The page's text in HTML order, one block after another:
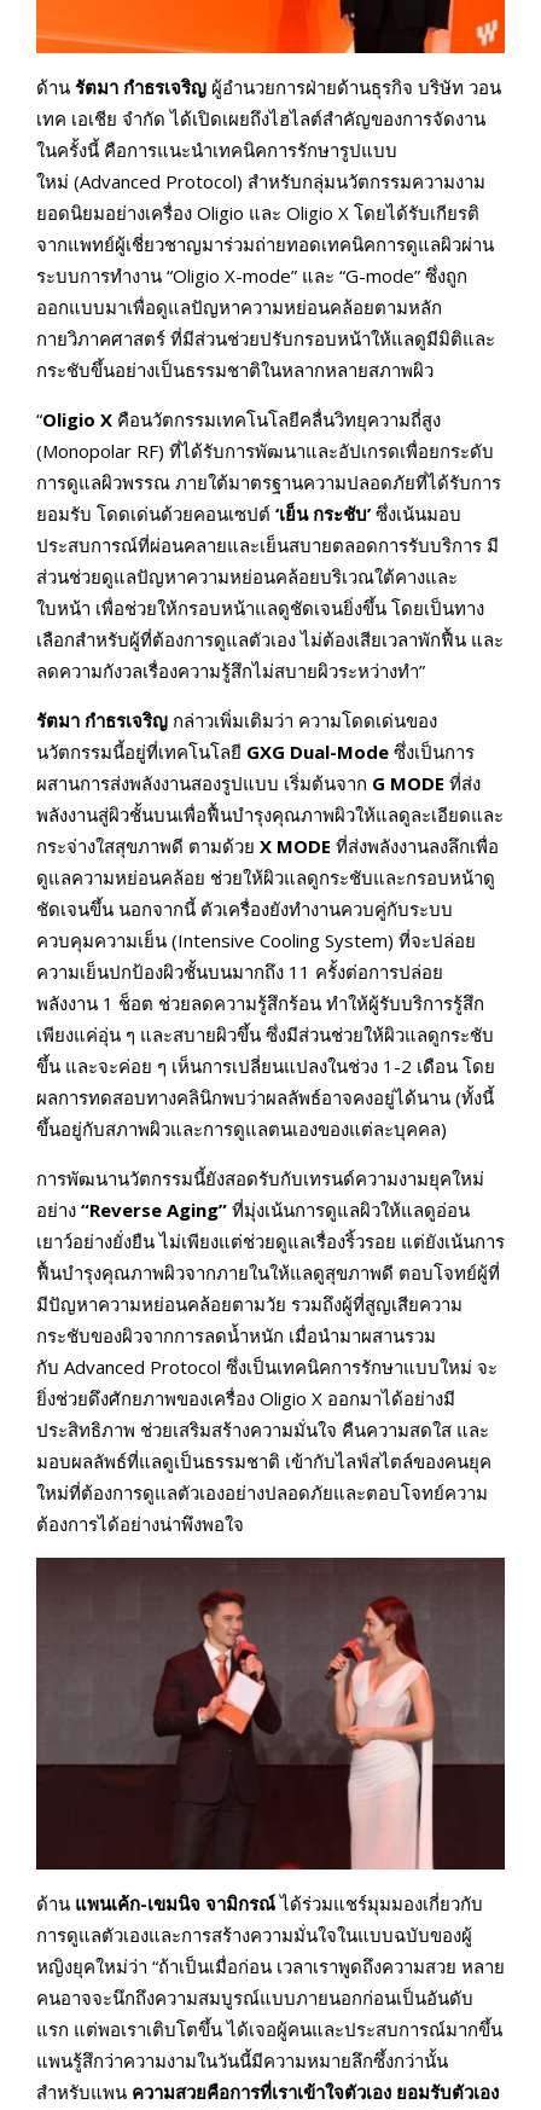
ด้าน รัตมา กำธรเจริญ ผู้อำนวยการฝ่ายด้านธุรกิจ บริษัท วอน
เทค เอเชีย จำกัด ได้เปิดเผยถึงไฮไลต์สำคัญของการจัดงาน
ในครั้งนี้ คือการแนะนำเทคนิคการรักษารูปแบบ
ใหม่ (Advanced Protocol) สำหรับกลุ่มนวัตกรรมความงาม
ยอดนิยมอย่างเครื่อง Oligio และ Oligio X โดยได้รับเกียรติ
จากแพทย์ผู้เชี่ยวชาญมาร่วมถ่ายทอดเทคนิคการดูแลผิวผ่าน
ระบบการทำงาน “Oligio X-mode” และ “G-mode” ซึ่งถูก
ออกแบบมาเพื่อดูแลปัญหาความหย่อนคล้อยตามหลัก
กายวิภาคศาสตร์ ที่มีส่วนช่วยปรับกรอบหน้าให้แลดูมีมิติและ
กระชับขึ้นอย่างเป็นธรรมชาติในหลากหลายสภาพผิว
“Oligio X คือนวัตกรรมเทคโนโลยีคลื่นวิทยุความถี่สูง
(Monopolar RF) ที่ได้รับการพัฒนาและอัปเกรดเพื่อยกระดับ
การดูแลผิวพรรณ ภายใต้มาตรฐานความปลอดภัยที่ได้รับการ
ยอมรับ โดดเด่นด้วยคอนเซปต์ ‘เย็น กระชับ’ ซึ่งเน้นมอบ
ประสบการณ์ที่ผ่อนคลายและเย็นสบายตลอดการรับบริการ มี
ส่วนช่วยดูแลปัญหาความหย่อนคล้อยบริเวณใต้คางและ
ใบหน้า เพื่อช่วยให้กรอบหน้าแลดูชัดเจนยิ่งขึ้น โดยเป็นทาง
เลือกสำหรับผู้ที่ต้องการดูแลตัวเอง ไม่ต้องเสียเวลาพักฟื้น และ
ลดความกังวลเรื่องความรู้สึกไม่สบายผิวระหว่างทำ”
รัตมา กำธรเจริญ กล่าวเพิ่มเติมว่า ความโดดเด่นของ
นวัตกรรมนี้อยู่ที่เทคโนโลยี GXG Dual-Mode ซึ่งเป็นการ
ผสานการส่งพลังงานสองรูปแบบ เริ่มต้นจาก G MODE ที่ส่ง
พลังงานสู่ผิวชั้นบนเพื่อฟื้นบำรุงคุณภาพผิวให้แลดูละเอียดและ
กระจ่างใสสุขภาพดี ตามด้วย X MODE ที่ส่งพลังงานลงลึกเพื่อ
ดูแลความหย่อนคล้อย ช่วยให้ผิวแลดูกระชับและกรอบหน้าดู
ชัดเจนขึ้น นอกจากนี้ ตัวเครื่องยังทำงานควบคู่กับระบบ
ควบคุมความเย็น (Intensive Cooling System) ที่จะปล่อย
ความเย็นปกป้องผิวชั้นบนมากถึง 11 ครั้งต่อการปล่อย
พลังงาน 1 ช็อต ช่วยลดความรู้สึกร้อน ทำให้ผู้รับบริการรู้สึก
เพียงแค่อุ่น ๆ และสบายผิวขึ้น ซึ่งมีส่วนช่วยให้ผิวแลดูกระชับ
ขึ้น และจะค่อย ๆ เห็นการเปลี่ยนแปลงในช่วง 1-2 เดือน โดย
ผลการทดสอบทางคลินิกพบว่าผลลัพธ์อาจคงอยู่ได้นาน (ทั้งนี้
ขึ้นอยู่กับสภาพผิวและการดูแลตนเองของแต่ละบุคคล)
การพัฒนานวัตกรรมนี้ยังสอดรับกับเทรนด์ความงามยุคใหม่
อย่าง “Reverse Aging” ที่มุ่งเน้นการดูแลผิวให้แลดูอ่อน
เยาว์อย่างยั่งยืน ไม่เพียงแต่ช่วยดูแลเรื่องริ้วรอย แต่ยังเน้นการ
ฟื้นบำรุงคุณภาพผิวจากภายในให้แลดูสุขภาพดี ตอบโจทย์ผู้ที่
มีปัญหาความหย่อนคล้อยตามวัย รวมถึงผู้ที่สูญเสียความ
กระชับของผิวจากการลดน้ำหนัก เมื่อนำมาผสานรวม
กับ Advanced Protocol ซึ่งเป็นเทคนิคการรักษาแบบใหม่ จะ
ยิ่งช่วยดึงศักยภาพของเครื่อง Oligio X ออกมาได้อย่างมี
ประสิทธิภาพ ช่วยเสริมสร้างความมั่นใจ คืนความสดใส และ
มอบผลลัพธ์ที่แลดูเป็นธรรมชาติ เข้ากับไลฟ์สไตล์ของคนยุค
ใหม่ที่ต้องการดูแลตัวเองอย่างปลอดภัยและตอบโจทย์ความ
ต้องการได้อย่างน่าพึงพอใจ
ด้าน แพนเค้ก-เขมนิจ จามิกรณ์ได้ร่วมแชร์มุมมองเกี่ยวกับ
การดูแลตัวเองและการสร้างความมั่นใจในแบบฉบับของผู้
หญิงยุคใหม่ว่า “ถ้าเป็นเมื่อก่อน เวลาเราพูดถึงความสวย หลาย
คนอาจจะนึกถึงความสมบูรณ์แบบภายนอกก่อนเป็นอันดับ
แรก แต่พอเราเติบโตขึ้น ได้เจอผู้คนและประสบการณ์มากขึ้น
แพนรู้สึกว่าความงามในวันนี้มีความหมายลึกซึ้งกว่านั้น
สำหรับแพน ความสวยคือการที่เราเข้าใจตัวเอง ยอมรับตัวเอง